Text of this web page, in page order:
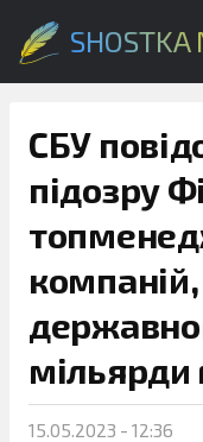
SHOSTKA
СБУ
підозру
мільярди
15.05.2023 - 12:36